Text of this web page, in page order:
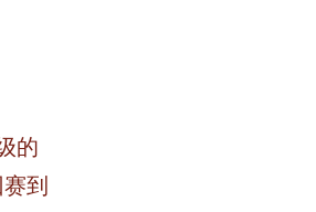
的
到